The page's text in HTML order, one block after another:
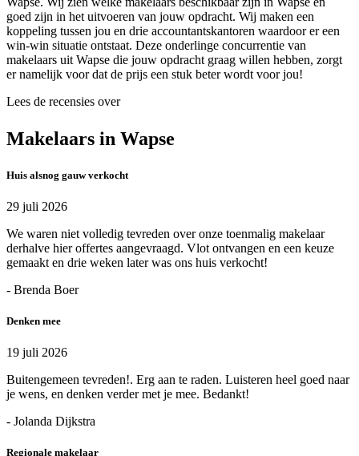
goed zijn in het uitvoeren van jouw opdracht. Wij maken een
koppeling tussen jou en drie accountantskantoren waardoor er een
win-win situatie ontstaat. Deze onderlinge concurrentie van
makelaars uit Wapse die jouw opdracht graag willen hebben, zorgt
er namelijk voor dat de prijs een stuk beter wordt voor jou!
Lees de recensies over
Makelaars in Wapse
Huis alsnog gauw verkocht
29 juli 2026
We waren niet volledig tevreden over onze toenmalig makelaar
derhalve hier offertes aangevraagd. Vlot ontvangen en een keuze
gemaakt en drie weken later was ons huis verkocht!
- Brenda Boer
Denken mee
19 juli 2026
Buitengemeen tevreden!. Erg aan te raden. Luisteren heel goed naar
je wens, en denken verder met je mee. Bedankt!
- Jolanda Dijkstra
Regionale makelaar